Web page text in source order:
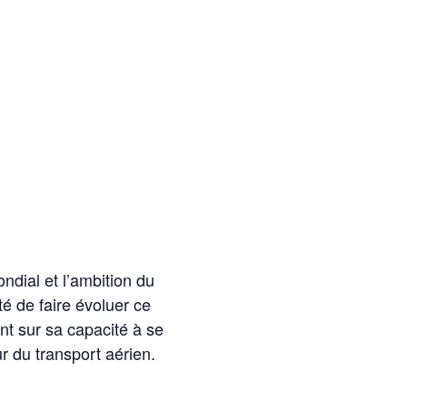
et l’ambition du
de faire évoluer ce
sur sa capacité à se
du transport aérien.